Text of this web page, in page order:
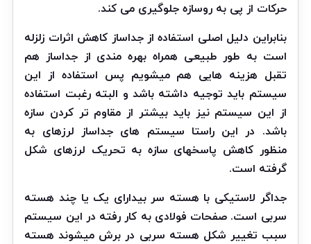
حرکات از پی به روسازه جلوگیری می کند.
بنابراین دلیل اصلی استفاده از جداساز کاهش اثرات زلزله
است به طور طبیعی همراه بهره مندی از جداساز هم
تقبل هزینه هایی هم میشویم پس استفاده از این
سیستم باید توجیه داشته باشد و البته رغبت استفاده
از این سیستم نیز باید بیشتر از مقاوم تر کردن سازه
باشد. در این راستا سیستم های جداساز لرزهای به
منظور کاهش پاسخهای سازه به تحریک لرزهای شکل
گرفته است.
جداگر لاستیکی با هسته سر بیدارای یک یا چند هسته
سربی است. صفحات فولادی به کار رفته در این سیستم
سبب تغییر شکل هسته سربی در برش میشوند هسته